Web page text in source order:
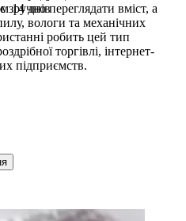
переглядати вміст, а
вологи та механічних
робить цей тип
торгівлі, інтернет-
підприємств.
14 днів